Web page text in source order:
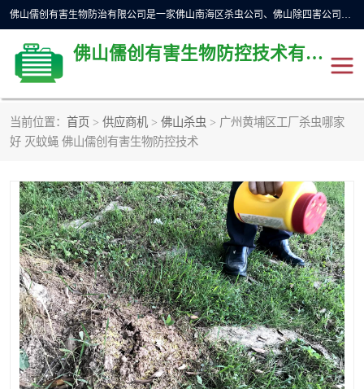
佛山儒创有害生物防治有限公司是一家佛山南海区杀虫公司、佛山除四害公司、佛山灭白蚁公司、佛山白蚁防治公司，让您远离虫害困扰。要问佛山白蚁防治哪家好？佛山儒创有害生物防治有限公司全佛山、广州，正规公司，上门勘查，可靠，售后有保障。
佛山儒创有害生物防控技术有限公司
当前位置： 首页 > 供应商机 > 佛山杀虫 > 广州黄埔区工厂杀虫哪家
好 灭蚊蝇 佛山儒创有害生物防控技术
除四害公司
消毒消杀 佛山白蚁防治公司
佛山灭白蚁公司 佛山杀虫公司
佛山除四害公司 灭鼠
灭蜱虫 消杀
灭苍蝇 灭跳蚤
灭蚊虫 灭蟑螂